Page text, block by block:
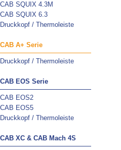
CAB SQUIX 4.3M
CAB SQUIX 6.3
Druckkopf / Thermoleiste
CAB A+ Serie
Druckkopf / Thermoleiste
CAB EOS Serie
CAB EOS2
CAB EOS5
Druckkopf / Thermoleiste
CAB XC & CAB Mach 4S